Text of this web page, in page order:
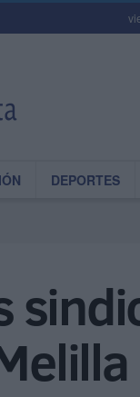
DEPORTES